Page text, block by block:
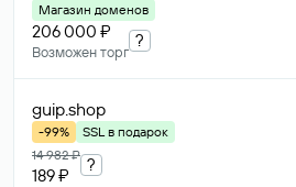
Магазин доменов
206 000 ₽
Возможен торг
?
guip.shop
-99%
SSL в подарок
14 982 ₽
189 ₽
?